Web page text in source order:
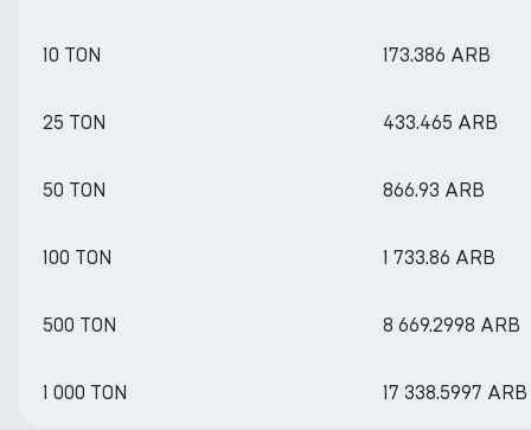
10 TON 173.386 ARB
25 TON 433.465 ARB
50 TON 866.93 ARB
100 TON 1 733.86 ARB
500 TON 8 669.2998 ARB
1 000 TON 17 338.5997 ARB